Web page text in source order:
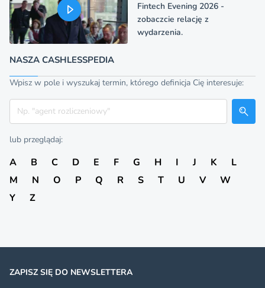
Fintech Evening 2026 -
zobaczcie relację z
wydarzenia.
NASZA CASHLESSPEDIA
Wpisz w pole i wyszukaj termin, którego definicja Cię interesuje:
Szukaj
lub przeglądaj:
A B C D E F G H I J K
L
M
N O P Q R S T U V
W
Y
Z
ZAPISZ SIĘ DO NEWSLETTERA